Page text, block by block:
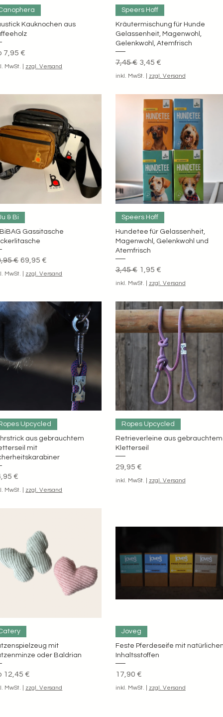
Schnellansicht
Kauknochen aus
7,95 €
Preis
MwSt. zzgl. Versand
Schnellansicht
Speers Hoff
Kräutermischung für Hunde
Gelassenheit, Magenwohl,
Gelenkwohl, Atemfrisch
Standardpreis
7,45 € Sale-Preis
3,45 €
inkl. MwSt. zzgl. Versand
& Bi
Gassitasche
€ Sale-Preis
69,95 €
MwSt. zzgl. Versand
Schnellansicht
Speers Hoff
Hundetee für Gelassenheit,
Magenwohl, Gelenkwohl und
Atemfrisch
Standardpreis
3,45 € Sale-Preis
1,95 €
inkl. MwSt. zzgl. Versand
Schnellansicht
Upcycled
aus gebrauchtem
mit
€
MwSt. zzgl. Versand
Schnellansicht
Ropes Upcycled
Retrieverleine aus gebrauchtem
Kletterseil
Preis
29,95 €
inkl. MwSt. zzgl. Versand
mit
oder Baldrian
12,45 €
Preis
MwSt. zzgl. Versand
Joveg
Feste Pferdeseife mit
Inhaltsstoffen
Preis
17,90 €
inkl. MwSt. zzgl. Versand